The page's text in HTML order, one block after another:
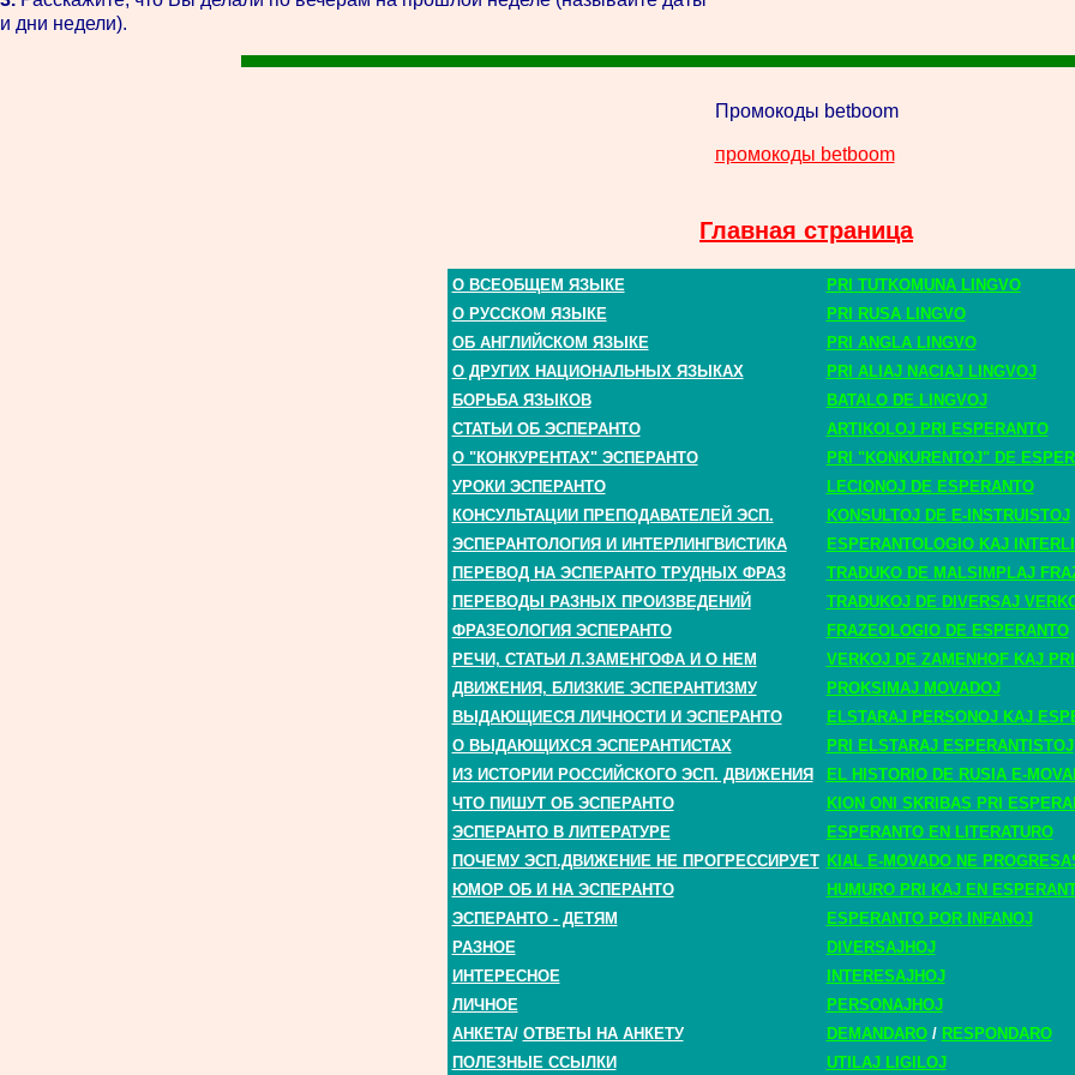
и дни недели).
Промокоды betboom
промокоды betboom
Главная страница
О ВСЕОБЩЕМ ЯЗЫКЕ
PRI TUTKOMUNA LINGVO
О РУССКОМ ЯЗЫКЕ
PRI RUSA LINGVO
ОБ АНГЛИЙСКОМ ЯЗЫКЕ
PRI ANGLA LINGVO
О ДРУГИХ НАЦИОНАЛЬНЫХ ЯЗЫКАХ
PRI ALIAJ NACIAJ LINGVOJ
БОРЬБА ЯЗЫКОВ
BATALO DE LINGVOJ
СТАТЬИ ОБ ЭСПЕРАНТО
ARTIKOLOJ PRI ESPERANTO
О "КОНКУРЕНТАХ" ЭСПЕРАНТО
PRI "KONKURENTOJ" DE
УРОКИ ЭСПЕРАНТО
LECIONOJ DE ESPERANTO
КОНСУЛЬТАЦИИ ПРЕПОДАВАТЕЛЕЙ ЭСП.
KONSULTOJ DE E-INSTRUISTOJ
ЭСПЕРАНТОЛОГИЯ И ИНТЕРЛИНГВИСТИКА
ESPERANTOLOGIO KAJ
ПЕРЕВОД НА ЭСПЕРАНТО ТРУДНЫХ ФРАЗ
TRADUKO DE MALSIMPLAJ
ПЕРЕВОДЫ РАЗНЫХ ПРОИЗВЕДЕНИЙ
TRADUKOJ DE DIVERSAJ
ФРАЗЕОЛОГИЯ ЭСПЕРАНТО
FRAZEOLOGIO DE ESPERANTO
РЕЧИ, СТАТЬИ Л.ЗАМЕНГОФА И О НЕМ
VERKOJ DE ZAMENHOF KAJ PRI
ДВИЖЕНИЯ, БЛИЗКИЕ ЭСПЕРАНТИЗМУ
PROKSIMAJ MOVADOJ
ВЫДАЮЩИЕСЯ ЛИЧНОСТИ И ЭСПЕРАНТО
ELSTARAJ PERSONOJ KAJ
О ВЫДАЮЩИХСЯ ЭСПЕРАНТИСТАХ
PRI ELSTARAJ ESPERANTISTOJ
ИЗ ИСТОРИИ РОССИЙСКОГО ЭСП. ДВИЖЕНИЯ
EL HISTORIO DE RUSIA E-
ЧТО ПИШУТ ОБ ЭСПЕРАНТО
KION ONI SKRIBAS PRI
ЭСПЕРАНТО В ЛИТЕРАТУРЕ
ESPERANTO EN LITERATURO
ПОЧЕМУ ЭСП.ДВИЖЕНИЕ НЕ ПРОГРЕССИРУЕТ KIAL E-MOVADO NE
ЮМОР ОБ И НА ЭСПЕРАНТО
HUMURO PRI KAJ EN
ЭСПЕРАНТО - ДЕТЯМ
ESPERANTO POR INFANOJ
РАЗНОЕ
DIVERSAJHOJ
ИНТЕРЕСНОЕ
INTERESAJHOJ
ЛИЧНОЕ
PERSONAJHOJ
АНКЕТА/ ОТВЕТЫ НА АНКЕТУ DEMANDARO/ RESPONDARO
ПОЛЕЗНЫЕ ССЫЛКИ
UTILAJ LIGILOJ